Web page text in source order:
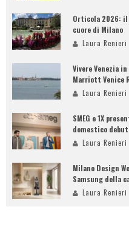
Orticola 2026:
cuore di Milano
Laura Renieri
Vivere Venezia
Marriott Venice
Laura Renieri
SMEG e 1X
domestico
Laura Renieri
Milano Design
Samsung della
Laura Renieri